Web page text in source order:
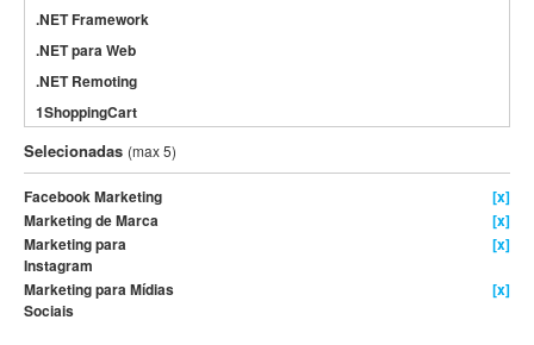
.NET Framework
.NET para Web
.NET Remoting
1ShoppingCart
3DS Max
3GSM
4D Dimension
802.11
A&P
A-GPS
Selecionadas (max 5)
Facebook Marketing
[x]
Marketing de Marca
[x]
Marketing para
Instagram
[x]
Marketing para Mídias
Sociais
[x]